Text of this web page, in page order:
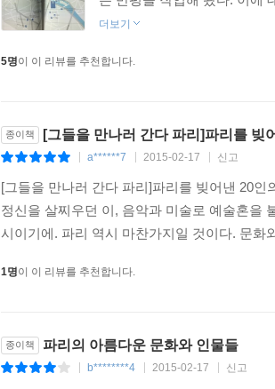
더보기
5명이 이 리뷰를 추천합니다.
종이책 [그들을 만나러 간다 파리]파리를
a******7 2015-02-17 신고
[그들을 만나러 간다 파리]파리를 빚어낸 20
정신을 살찌우던 이, 음악과 미술로 예술혼을
시이기에. 파리 역시 마찬가지일 것이다. 문
1명이 이 리뷰를 추천합니다.
종이책 파리의 아름다운 문화와 인물들
b********4 2015-02-17 신고